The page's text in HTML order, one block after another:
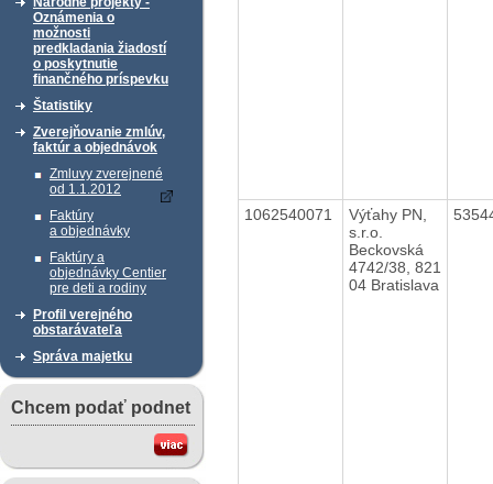
Oznámenia o
možnosti
predkladania žiadostí
o poskytnutie
finančného príspevku
Štatistiky
Zverejňovanie zmlúv,
faktúr a objednávok
Zmluvy zverejnené
od 1.1.2012
Faktúry
a objednávky
Faktúry a
objednávky Centier
pre deti a rodiny
Profil verejného
obstarávateľa
Správa majetku
Chcem podať podnet
1062540071
Výťahy PN,
s.r.o.
Beckovská
4742/38, 821
04 Bratislava